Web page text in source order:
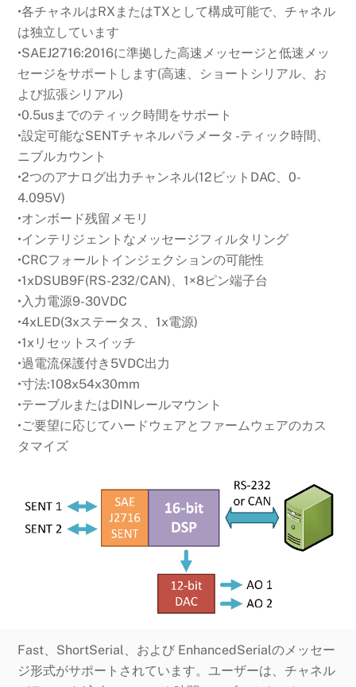
•各チャネルはRXまたはTXとして構成可能で、チャネル
は独立しています
•SAEJ2716:2016に準拠した高速メッセージと低速メッ
セージをサポートします(高速、ショートシリアル、お
よび拡張シリアル)
•0.5usまでのティック時間をサポート
•設定可能なSENTチャネルパラメータ -ティック時間、
ニブルカウント
•2つのアナログ出力チャンネル(12ビットDAC、0-
4.095V)
•オンボード残留メモリ
•インテリジェントなメッセージフィルタリング
•CRCフォールトインジェクションの可能性
•1xDSUB9F(RS-232/CAN)、1×8ピン端子台
•入力電源9-30VDC
•4xLED(3xステータス、1x電源)
•1xリセットスイッチ
•過電流保護付き5VDC出力
•寸法:108x54x30mm
•テーブルまたはDINレールマウント
•ご要望に応じてハードウェアとファームウェアのカス
タマイズ
Fast、ShortSerial、および EnhancedSerialのメッセー
ジ形式がサポートされています。ユーザーは、チャネル